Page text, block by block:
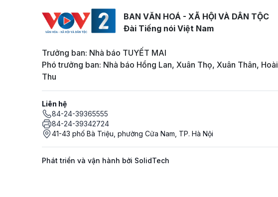
BAN VĂN HOÁ - XÃ HỘI VÀ DÂN TỘC
Đài Tiếng nói Việt Nam
Trưởng ban: Nhà báo TUYẾT MAI
Phó trưởng ban: Nhà báo Hồng Lan, Xuân Thọ, Xuân Thân, Hoài
Thu
Liên hệ
84-24-39365555
84-24-39342724
41-43 phố Bà Triệu, phường Cửa Nam, TP. Hà Nội
Phát triển và vận hành bởi SolidTech